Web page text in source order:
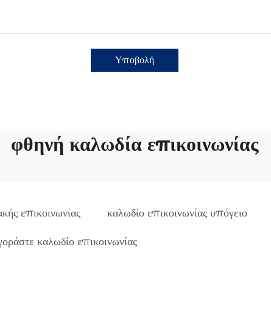
Υποβολή
φθηνή καλωδία επικοινωνίας
επικοινωνίας καλωδίο επικοινωνίας υπόγειο
καλωδίο επικοινωνίας